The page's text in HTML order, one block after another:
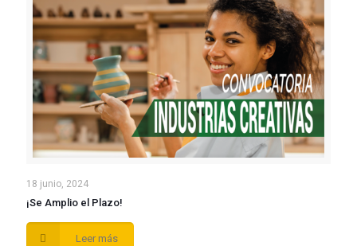
18 junio, 2024
¡Se Amplio el Plazo!
Leer más